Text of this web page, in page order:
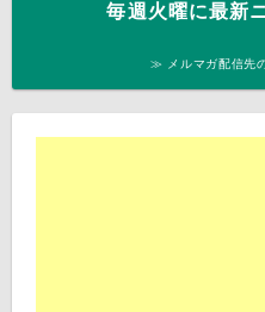
毎週火曜に最新
≫ メルマガ配信先